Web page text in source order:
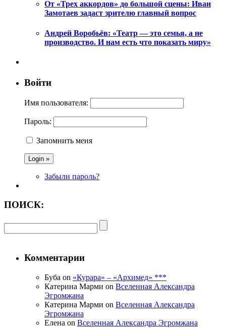
От «Трех аккордов» до большой сцены: Иван
Замотаев задаст зрителю главный вопрос
Андрей Воробьёв: «Театр — это семья, а не
производство. И нам есть что показать миру»
Войти
Имя пользователя:
Пароль:
Запомнить меня
Забыли пароль?
ПОИСК:
Комментарии
Буба on «Курара» – «Архимед» ***
Катерина Марми on Вселенная Александра
Эгромжана
Катерина Марми on Вселенная Александра
Эгромжана
Елена on Вселенная Александра Эгромжана